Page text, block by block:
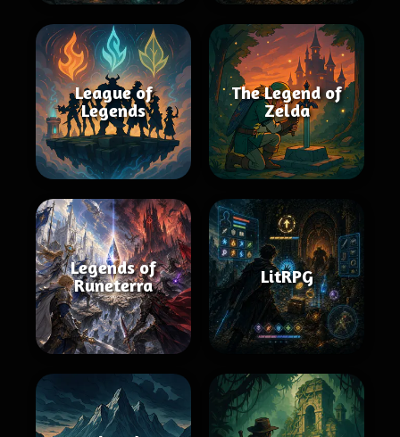
League of
Legends
The Legend of
Zelda
Legends of
Runeterra
LitRPG